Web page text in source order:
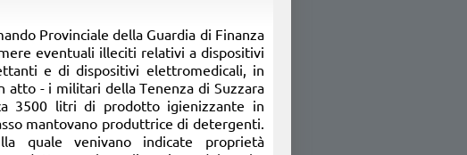
Provinciale della Guardia di Finanza
eventuali illeciti relativi a dispositivi
e di dispositivi elettromedicali, in
atto - i militari della Tenenza di Suzzara
3500 litri di prodotto igienizzante in
mantovano produttrice di detergenti.
quale venivano indicate proprietà